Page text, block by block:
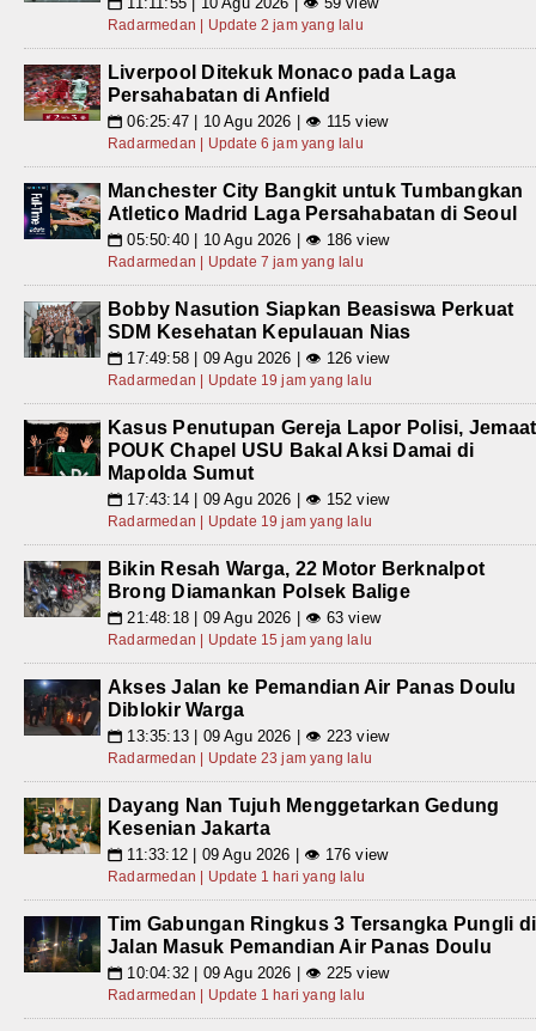
📅
Radarmedan | Update 2 jam yang lalu
Liverpool Ditekuk Monaco pada Laga
Persahabatan di Anfield
📅 06:25:47 | 10 Agu 2026 | 👁 115 view
Radarmedan | Update 6 jam yang lalu
Manchester City Bangkit untuk Tumbangkan
Atletico Madrid Laga Persahabatan di Seoul
📅 05:50:40 | 10 Agu 2026 | 👁 186 view
Radarmedan | Update 7 jam yang lalu
Bobby Nasution Siapkan Beasiswa Perkuat
SDM Kesehatan Kepulauan Nias
📅 17:49:58 | 09 Agu 2026 | 👁 126 view
Radarmedan | Update 19 jam yang lalu
Kasus Penutupan Gereja Lapor Polisi, Jemaat
POUK Chapel USU Bakal Aksi Damai di
Mapolda Sumut
📅 17:43:14 | 09 Agu 2026 | 👁 152 view
Radarmedan | Update 19 jam yang lalu
Bikin Resah Warga, 22 Motor Berknalpot
Brong Diamankan Polsek Balige
📅 21:48:18 | 09 Agu 2026 | 👁 63 view
Radarmedan | Update 15 jam yang lalu
Akses Jalan ke Pemandian Air Panas Doulu
Diblokir Warga
📅 13:35:13 | 09 Agu 2026 | 👁 223 view
Radarmedan | Update 23 jam yang lalu
Dayang Nan Tujuh Menggetarkan Gedung
Kesenian Jakarta
📅 11:33:12 | 09 Agu 2026 | 👁 176 view
Radarmedan | Update 1 hari yang lalu
Tim Gabungan Ringkus 3 Tersangka Pungli di
Jalan Masuk Pemandian Air Panas Doulu
📅 10:04:32 | 09 Agu 2026 | 👁 225 view
Radarmedan | Update 1 hari yang lalu